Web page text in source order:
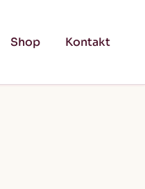
Shop Kontakt